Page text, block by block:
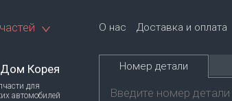
О нас Доставка и оплата
Корея
для
автомобилей
Номер детали